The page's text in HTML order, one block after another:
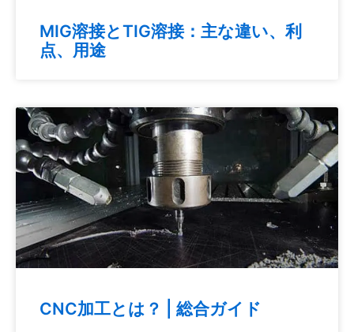
MIG溶接とTIG溶接：主な違い、利
点、用途
CNC加工とは？ | 総合ガイド